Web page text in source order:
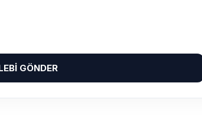
GÖNDER